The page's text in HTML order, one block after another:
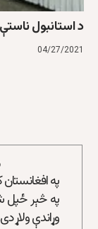
د استانبول
04/27/2021
په افغانستان
په څېر ځپل
وړاندې ولاړ